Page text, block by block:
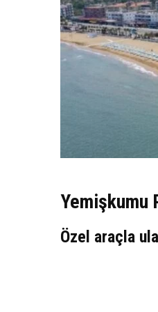
Yemişkumu
Özel araçla